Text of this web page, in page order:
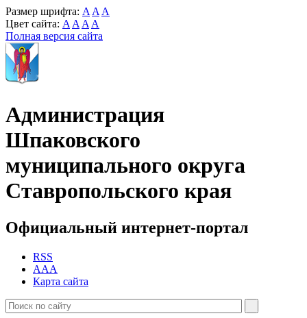
Размер шрифта: A A A
Цвет сайта: A A A A
Полная версия сайта
Администрация
Шпаковского
муниципального округа
Ставропольского края
Официальный интернет-портал
RSS
AAA
Карта сайта